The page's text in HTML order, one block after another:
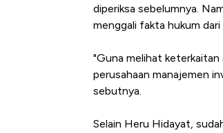
diperiksa sebelumnya.
menggali fakta hukum
"Guna melihat keterkaitan
perusahaan manajemen
sebutnya.
Selain Heru Hidayat,